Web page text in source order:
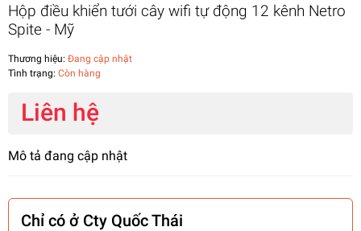
Hộp điều khiển tưới cây wifi tự động 12 kênh Netro
Spite - Mỹ
Thương hiệu: Đang cập nhật
Tình trạng: Còn hàng
Liên hệ
Mô tả đang cập nhật
Chỉ có ở Cty Quốc Thái